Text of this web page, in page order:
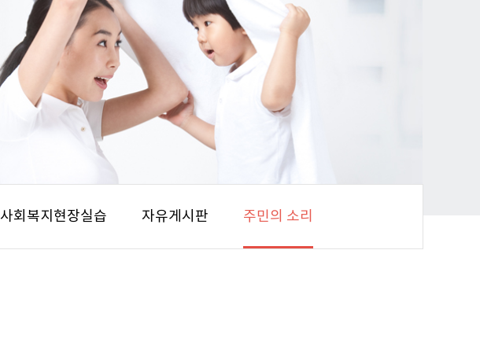
사회복지현장실습 자유게시판 주민의 소리